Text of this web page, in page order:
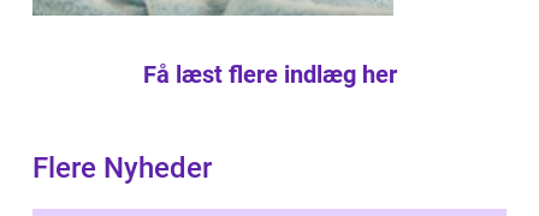
Få læst flere indlæg her
Flere Nyheder